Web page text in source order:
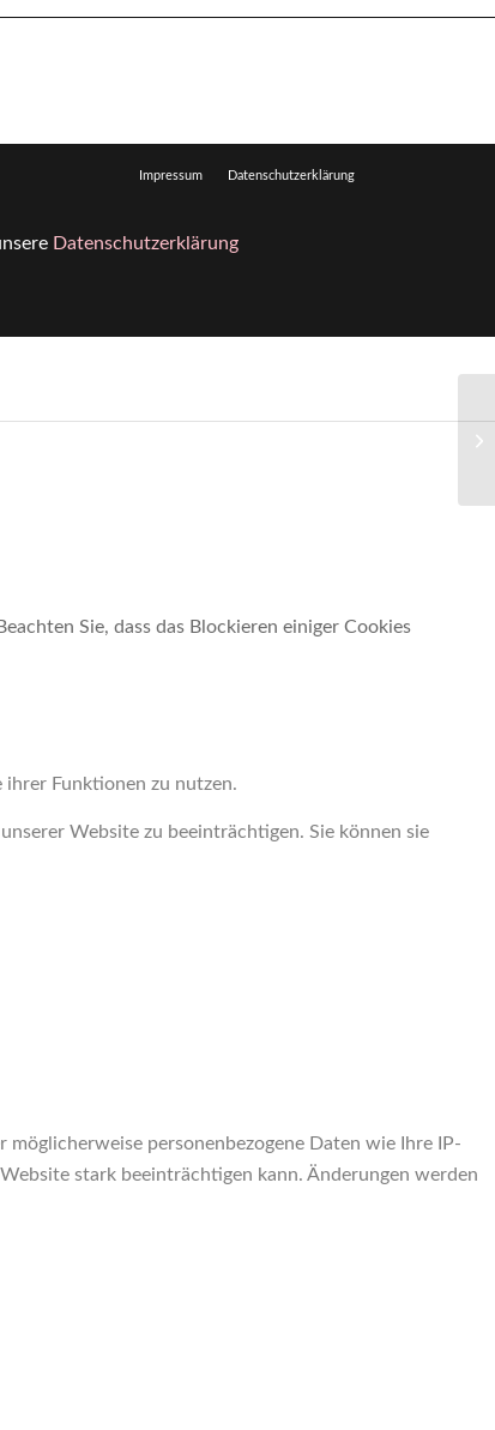
Impressum Datenschutzerklärung
Datenschutzerklärung
Sie, dass das Blockieren einiger Cookies
Funktionen zu nutzen.
Website zu beeinträchtigen. Sie können sie
personenbezogene Daten wie Ihre IP-
stark beeinträchtigen kann. Änderungen werden